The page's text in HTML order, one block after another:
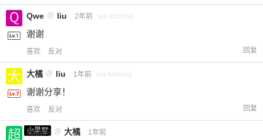
Qwe @ liu 2年前 via Android
谢谢
喜欢 反对 回复
大橘 @ liu 1年前 via Android
谢谢分享！
喜欢 反对 回复
小黑屋
超凶的 @ 大橘 1年前